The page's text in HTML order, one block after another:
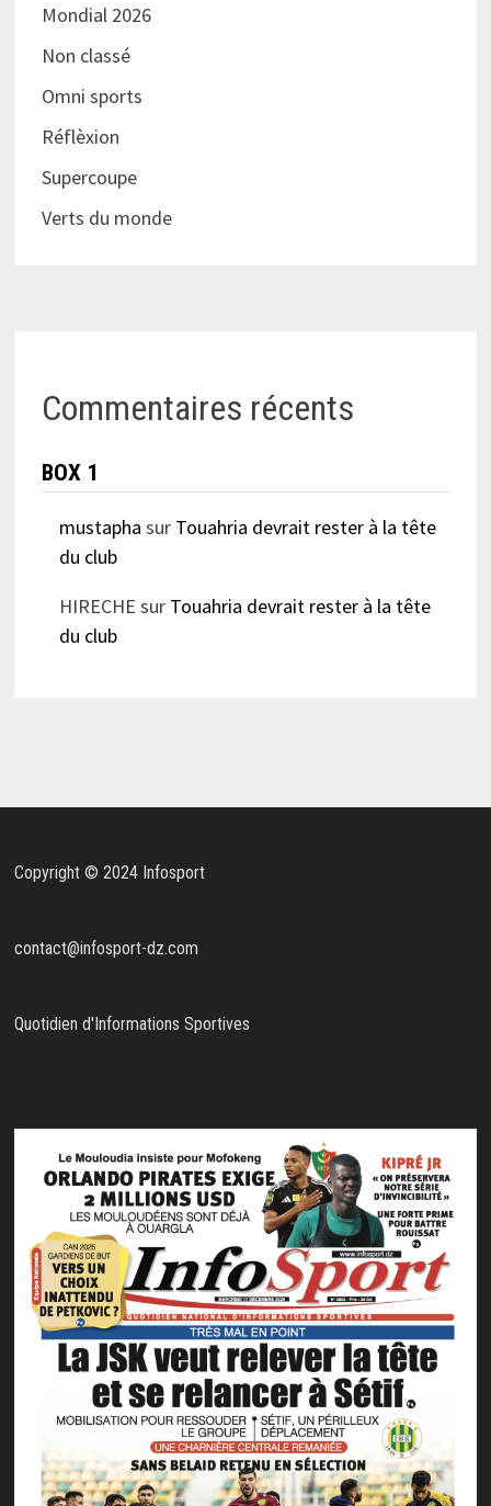
Mondial 2026
Non classé
Omni sports
Réflèxion
Supercoupe
Verts du monde
Commentaires récents
BOX 1
mustapha sur Touahria devrait rester à la tête
du club
HIRECHE sur Touahria devrait rester à la tête
du club
Copyright © 2024 Infosport
contact@infosport-dz.com
Quotidien d'Informations Sportives